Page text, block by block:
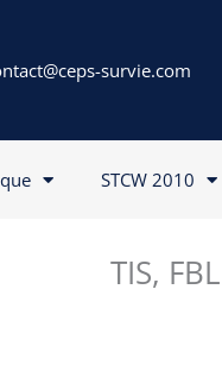
survie.com
STCW 2010
TIS,